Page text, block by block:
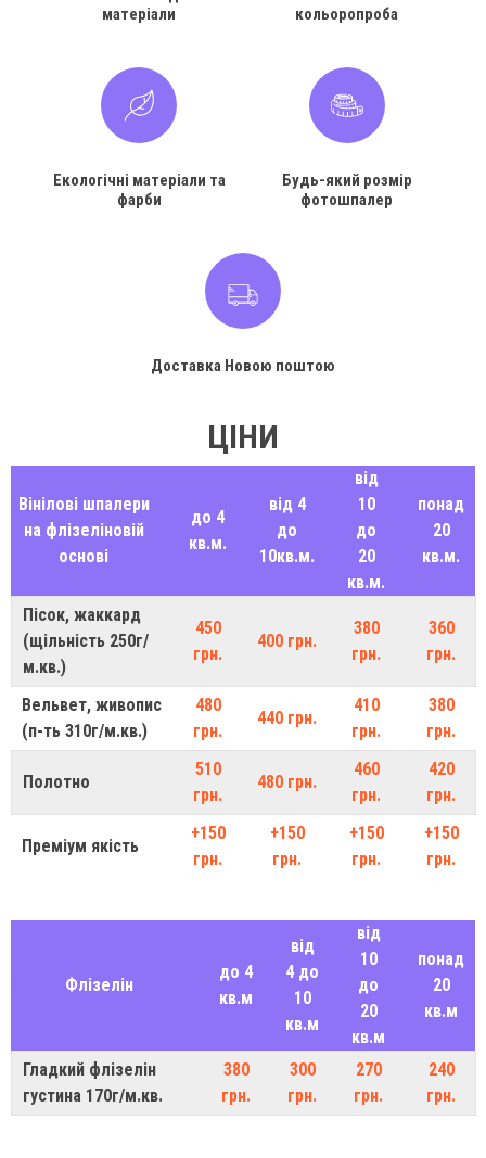
матеріали
кольоропроба
Екологічні матеріали та
фарби
Будь-який розмір
фотошпалер
Доставка Новою поштою
ЦІНИ
Вінілові шпалери
на флізеліновій
основі
до 4
кв.м.
від 4
до
10кв.м.
від
10
до
20
кв.м.
понад
20
кв.м.
Пісок, жаккард
(щільність 250г/
м.кв.)
450
грн.
400 грн.
380
грн.
360
грн.
Вельвет, живопис
(п-ть 310г/м.кв.)
480
грн.
440 грн.
410
грн.
380
грн.
Полотно
510
грн.
480 грн.
460
грн.
420
грн.
Преміум якість
+150
грн.
+150
грн.
+150
грн.
+150
грн.
Флізелін
до 4
кв.м
від
4 до
10
кв.м
від
10
до
20
кв.м
понад
20
кв.м
Гладкий флізелін
густина 170г/м.кв.
380
грн.
300
грн.
270
грн.
240
грн.